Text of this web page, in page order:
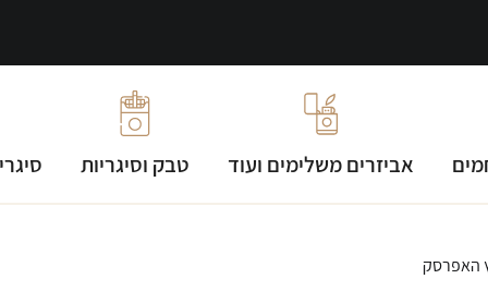
אביזרים משלימים ועוד טבק וסיגריות